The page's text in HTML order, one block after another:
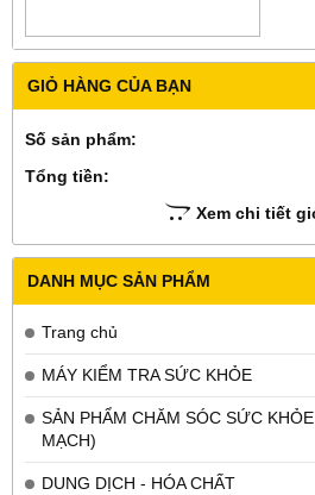
GIỎ HÀNG CỦA BẠN
Số sản phẩm:
Tổng tiền:
Xem chi tiết
DANH MỤC SẢN PHẨM
Trang chủ
MÁY KIỂM TRA SỨC KHỎE
SẢN PHẨM CHĂM SÓC SỨC
MẠCH)
DUNG DỊCH - HÓA CHẤT